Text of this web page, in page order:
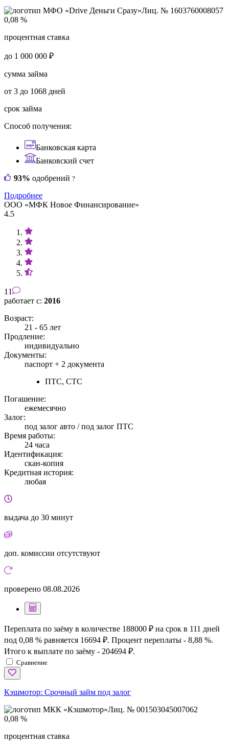
Лиц. № 1603760008057
0,08 %
процентная ставка
до 1 000 000 ₽
сумма займа
от 3 до 1068 дней
срок займа
Способ получения:
Банковская карта
Банковский счет
93% одобрений ?
Подробнее
ООО «МФК Новое Финансирование»
4.5
11
работает с: 2016
Возраст:
21 - 65 лет
Продление:
индивидуально
Документы:
паспорт + 2 документа
ПТС, СТС
Погашение:
ежемесячно
Залог:
под залог авто / под залог ПТС
Время работы:
24 часа
Идентификация:
скан-копия
Кредитная история:
любая
выдача до 30 минут
доп. комиссии отсутствуют
проверено 08.08.2026
Переплата по заёму в количестве 188000 ₽ на срок в 111 дней
под 0,08 % равняется 16694 ₽. Процент переплаты - 8,88 %.
Итого к выплате по заёму - 204694 ₽.
Сравнение
Кэшмотор: Срочный займ под залог
Лиц. № 001503045007062
0,08 %
процентная ставка